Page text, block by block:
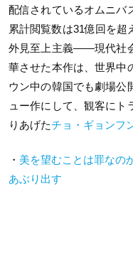
配信されているオムニバ
累計閲覧数は31億回を超
外見至上主義——現代社
華させた本作は、世界中
ウン中の韓国でも劇場公
ュー作にして、観客に
りあげたチョ・ギョンフ
・ 美を望むことは罪なの
あぶり出す